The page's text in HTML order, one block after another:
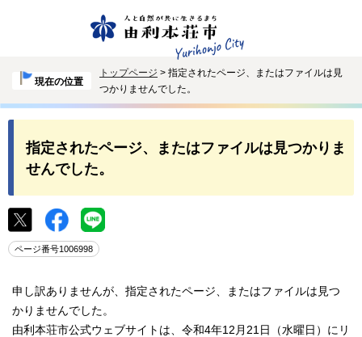
現在の位置
トップページ > 指定されたページ、またはファイルは見
つかりませんでした。
指定されたページ、またはファイルは見つかりま
せんでした。
ページ番号1006998
申し訳ありませんが、指定されたページ、またはファイルは見つ
かりませんでした。
由利本荘市公式ウェブサイトは、令和4年12月21日（水曜日）にリ